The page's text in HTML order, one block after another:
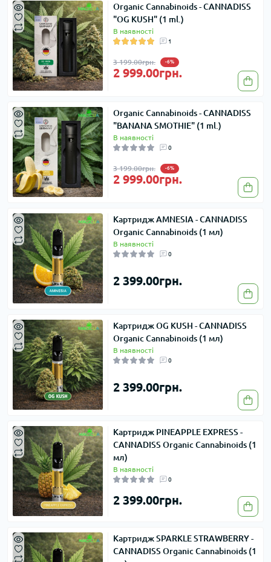
Organic Cannabinoids - CANNADISS
"OG KUSH" (1 ml.)
В наявності
1
3 199.00грн. -6%
2 999.00грн.
Organic Cannabinoids - CANNADISS
"BANANA SMOTHIE" (1 ml.)
В наявності
0
3 199.00грн. -6%
2 999.00грн.
Картридж AMNESIA - CANNADISS
Organic Cannabinoids (1 мл)
В наявності
0
2 399.00грн.
Картридж OG KUSH - CANNADISS
Organic Cannabinoids (1 мл)
В наявності
0
2 399.00грн.
Картридж PINEAPPLE EXPRESS -
CANNADISS Organic Cannabinoids (1
мл)
В наявності
0
2 399.00грн.
Картридж SPARKLE STRAWBERRY -
CANNADISS Organic Cannabinoids (1